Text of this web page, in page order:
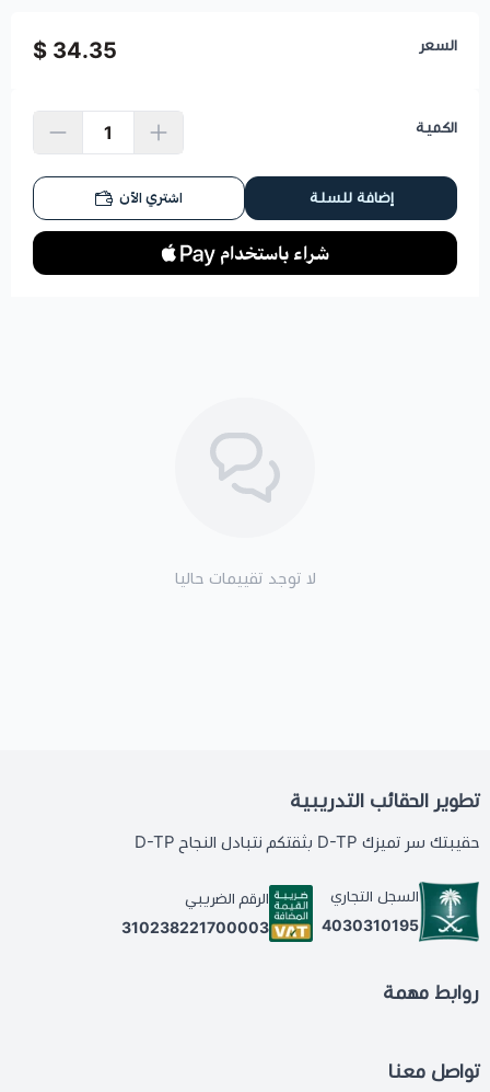
السعر 34.35 $
الكمية
إضافة للسلة اشتري الآن
لا توجد تقييمات حاليا
تطوير الحقائب التدريبية
حقيبتك سر تميزك D-TP بثقتكم نتبادل النجاح D-TP
السجل التجاري
4030310195
الرقم الضريبي
310238221700003
روابط مهمة
تواصل معنا